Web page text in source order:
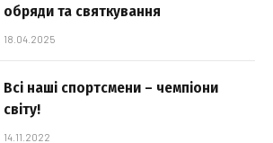
обряди та святкування
18.04.2025
Всі наші спортсмени – чемпіони
світу!
14.11.2022